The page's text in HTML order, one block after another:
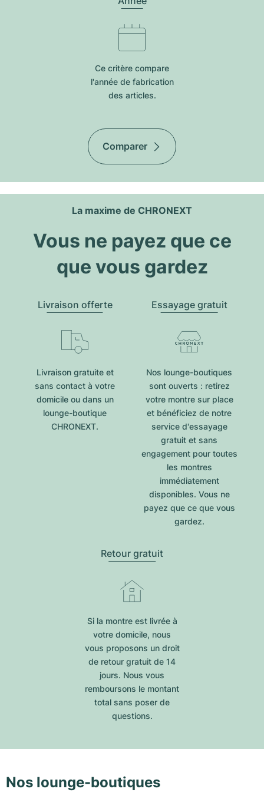
Ce critère compare
l'année de fabrication
des articles.
Comparer
La maxime de CHRONEXT
Vous ne payez que ce
que vous gardez
Livraison offerte
Livraison gratuite et
sans contact à votre
domicile ou dans un
lounge-boutique
CHRONEXT.
Essayage gratuit
Nos lounge-boutiques
sont ouverts : retirez
votre montre sur place
et bénéficiez de notre
service d'essayage
gratuit et sans
engagement pour toutes
les montres
immédiatement
disponibles. Vous ne
payez que ce que vous
gardez.
Retour gratuit
Si la montre est livrée à
votre domicile, nous
vous proposons un droit
de retour gratuit de 14
jours. Nous vous
remboursons le montant
total sans poser de
questions.
Nos lounge-boutiques